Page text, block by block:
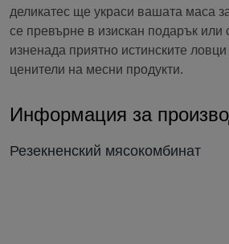
деликатес ще украси вашата маса
се превърне в изискан подарък или
изненада приятно истинските ловци
ценители на месни продукти.
Информация за
Резекненский мясокомбинат